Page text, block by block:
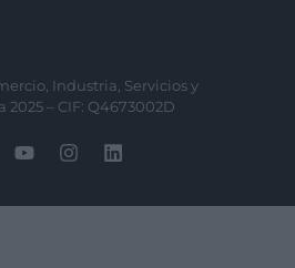
Industria, Servicios y
– CIF: Q4673002D